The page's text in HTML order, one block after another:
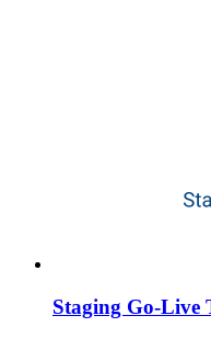
Staging Go-Live